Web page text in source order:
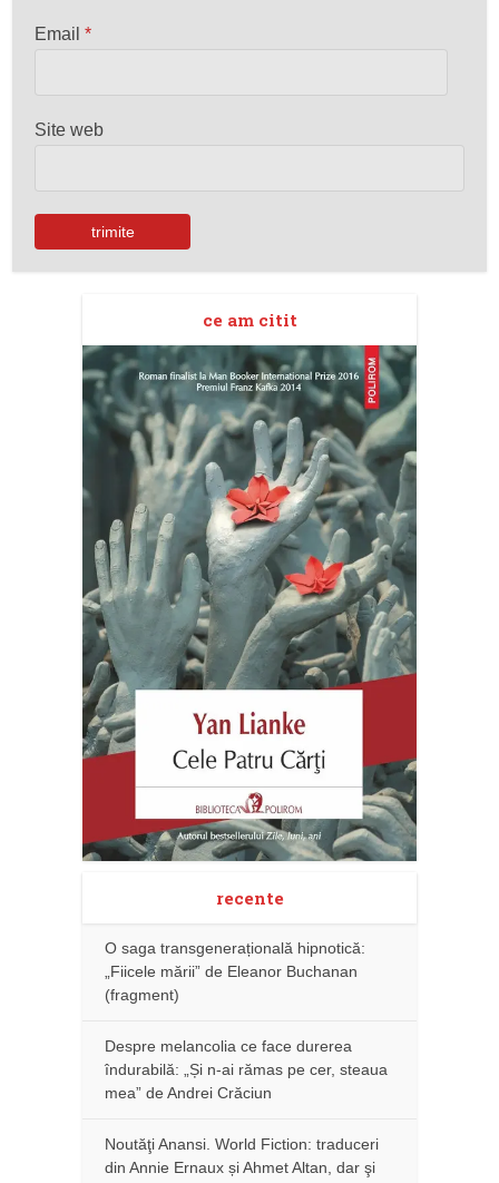
Email*
Site web
ce am citit
recente
O saga transgenerațională hipnotică:
„Fiicele mării” de Eleanor Buchanan
(fragment)
Despre melancolia ce face durerea
îndurabilă: „Și n-ai rămas pe cer, steaua
mea” de Andrei Crăciun
Noutăţi Anansi. World Fiction: traduceri
din Annie Ernaux și Ahmet Altan, dar şi